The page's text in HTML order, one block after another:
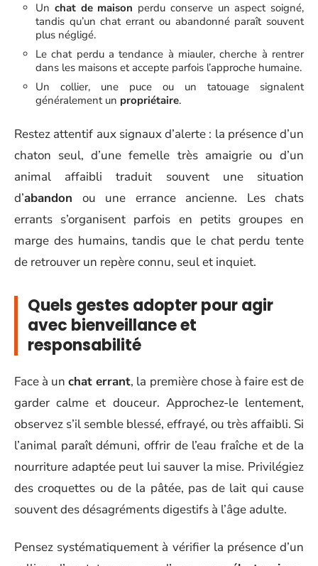
Un chat de maison perdu conserve un aspect soigné,
tandis qu’un chat errant ou abandonné paraît souvent
plus négligé.
Le chat perdu a tendance à miauler, cherche à rentrer
dans les maisons et accepte parfois l’approche humaine.
Un collier, une puce ou un tatouage signalent
généralement un propriétaire.
Restez attentif aux signaux d’alerte : la présence d’un
chaton seul, d’une femelle très amaigrie ou d’un
animal affaibli traduit souvent une situation
d’abandon ou une errance ancienne. Les chats
errants s’organisent parfois en petits groupes en
marge des humains, tandis que le chat perdu tente
de retrouver un repère connu, seul et inquiet.
Quels gestes adopter pour agir
avec bienveillance et
responsabilité
Face à unchat errant, la première chose à faire est de
garder calme et douceur. Approchez-le lentement,
observez s’il semble blessé, effrayé, ou très affaibli. Si
l’animal paraît démuni, offrir de l’eau fraîche et de la
nourriture adaptée peut lui sauver la mise. Privilégiez
des croquettes ou de la pâtée, pas de lait qui cause
souvent des désagréments digestifs à l’âge adulte.
Pensez systématiquement à vérifier la présence d’un